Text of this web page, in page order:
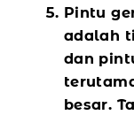
Pintu
adalah
dan
besar.